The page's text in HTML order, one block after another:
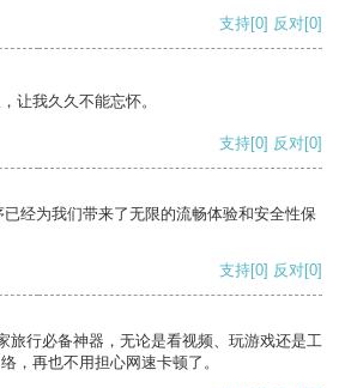
支持[0] 反对[0]
让我久久不能忘怀。
支持[0] 反对[0]
经为我们带来了无限的流畅体验和安全性保
支持[0] 反对[0]
旅行必备神器，无论是看视频、玩游戏还是工
，再也不用担心网速卡顿了。